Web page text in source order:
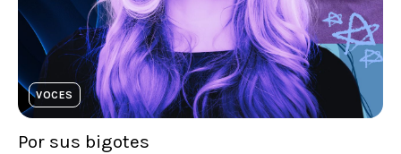
VOCES
Por sus bigotes